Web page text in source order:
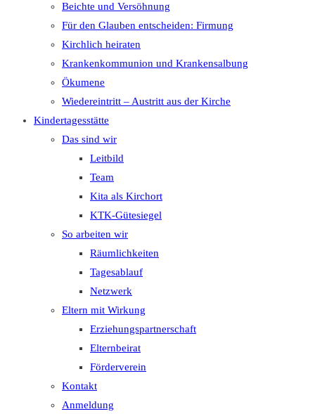
Beichte und Versöhnung
Für den Glauben entscheiden: Firmung
Kirchlich heiraten
Krankenkommunion und Krankensalbung
Ökumene
Wiedereintritt – Austritt aus der Kirche
Kindertagesstätte
Das sind wir
Leitbild
Team
Kita als Kirchort
KTK-Gütesiegel
So arbeiten wir
Räumlichkeiten
Tagesablauf
Netzwerk
Eltern mit Wirkung
Erziehungspartnerschaft
Elternbeirat
Förderverein
Kontakt
Anmeldung